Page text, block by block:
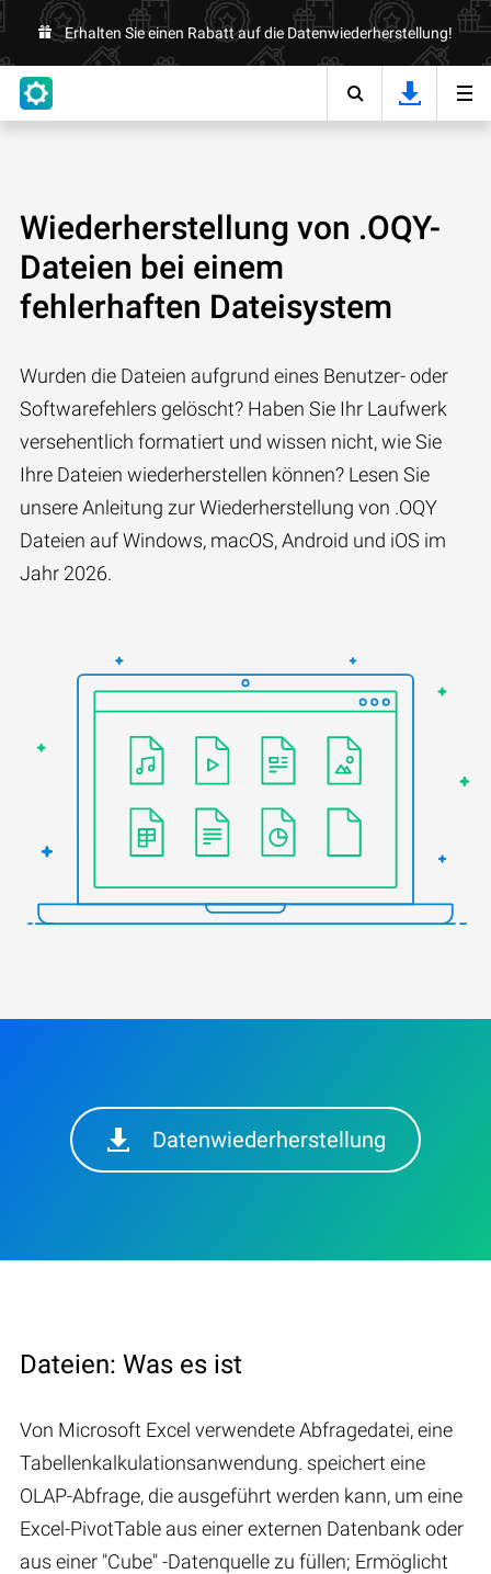
Erhalten Sie einen Rabatt auf die Datenwiederherstellung!
Wiederherstellung von .OQY-
Dateien bei einem
fehlerhaften Dateisystem
Wurden die Dateien aufgrund eines Benutzer- oder
Softwarefehlers gelöscht? Haben Sie Ihr Laufwerk
versehentlich formatiert und wissen nicht, wie Sie
Ihre Dateien wiederherstellen können? Lesen Sie
unsere Anleitung zur Wiederherstellung von .OQY
Dateien auf Windows, macOS, Android und iOS im
Jahr 2026.
Datenwiederherstellung
Dateien: Was es ist
Von Microsoft Excel verwendete Abfragedatei, eine
Tabellenkalkulationsanwendung. speichert eine
OLAP-Abfrage, die ausgeführt werden kann, um eine
Excel-PivotTable aus einer externen Datenbank oder
aus einer "Cube" -Datenquelle zu füllen; Ermöglicht